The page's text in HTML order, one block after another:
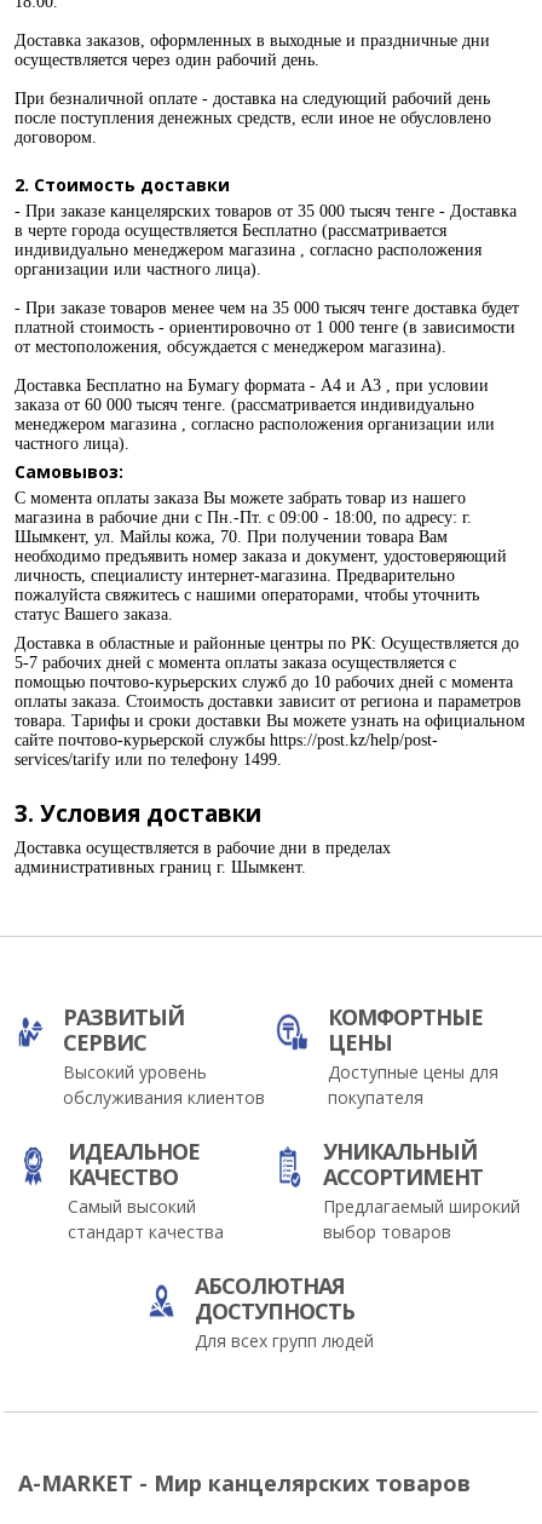
Доставка заказов, оформленных в выходные и праздничные дни
осуществляется через один рабочий день.
При безналичной оплате - доставка на следующий рабочий день
после поступления денежных средств, если иное не обусловлено
договором.
2. Стоимость доставки
- При заказе канцелярских товаров от 35 000 тысяч тенге - Доставка
в черте города осуществляется Бесплатно (рассматривается
индивидуально менеджером магазина , согласно расположения
организации или частного лица).
- При заказе товаров менее чем на 35 000 тысяч тенге доставка будет
платной стоимость - ориентировочно от 1 000 тенге (в зависимости
от местоположения, обсуждается с менеджером магазина).
Доставка Бесплатно на Бумагу формата - А4 и А3 , при условии
заказа от 60 000 тысяч тенге. (рассматривается индивидуально
менеджером магазина , согласно расположения организации или
частного лица).
Самовывоз:
С момента оплаты заказа Вы можете забрать товар из нашего
магазина в рабочие дни с Пн.-Пт. с 09:00 - 18:00, по адресу: г.
Шымкент, ул. Майлы кожа, 70. При получении товара Вам
необходимо предъявить номер заказа и документ, удостоверяющий
личность, специалисту интернет-магазина. Предварительно
пожалуйста свяжитесь с нашими операторами, чтобы уточнить
статус Вашего заказа.
Доставка в областные и районные центры по РК: Осуществляется до
5-7 рабочих дней с момента оплаты заказа осуществляется с
помощью почтово-курьерских служб до 10 рабочих дней с момента
оплаты заказа. Стоимость доставки зависит от региона и параметров
товара. Тарифы и сроки доставки Вы можете узнать на официальном
сайте почтово-курьерской службы https://post.kz/help/post-
services/tarify или по телефону 1499.
3. Условия доставки
Доставка осуществляется в рабочие дни в пределах
административных границ г. Шымкент.
РАЗВИТЫЙ
СЕРВИС
Высокий уровень
обслуживания клиентов
КОМФОРТНЫЕ
ЦЕНЫ
Доступные цены для
покупателя
ИДЕАЛЬНОЕ
КАЧЕСТВО
Самый высокий
стандарт качества
УНИКАЛЬНЫЙ
АССОРТИМЕНТ
Предлагаемый широкий
выбор товаров
АБСОЛЮТНАЯ
ДОСТУПНОСТЬ
Для всех групп людей
A-MARKET - Мир канцелярских товаров